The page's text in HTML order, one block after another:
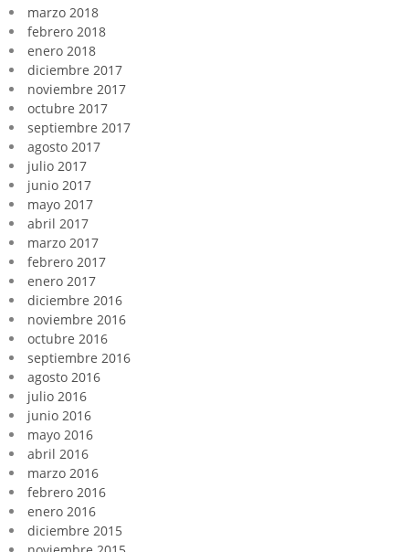
marzo 2018
febrero 2018
enero 2018
diciembre 2017
noviembre 2017
octubre 2017
septiembre 2017
agosto 2017
julio 2017
junio 2017
mayo 2017
abril 2017
marzo 2017
febrero 2017
enero 2017
diciembre 2016
noviembre 2016
octubre 2016
septiembre 2016
agosto 2016
julio 2016
junio 2016
mayo 2016
abril 2016
marzo 2016
febrero 2016
enero 2016
diciembre 2015